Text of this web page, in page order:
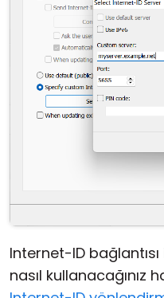
Internet-ID bağlantısı
nasıl kullanacağınız